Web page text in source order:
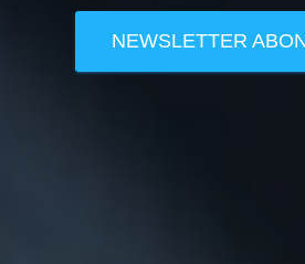
NEWSLETTER